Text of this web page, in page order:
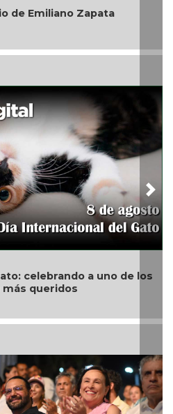
de los
En marcha trabajos
de Noviembre; habrá
San Andrés Tuxtla
de Globos de Papel